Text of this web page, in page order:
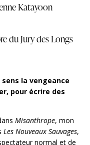
Katayoon
du Jury des Longs
la vengeance
pour écrire des
Misanthrope, mon
Les Nouveaux Sauvages,
normal et de